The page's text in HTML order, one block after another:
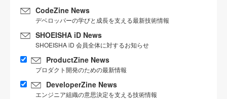
CodeZine News
デベロッパーの学びと成長を支える最新技術情報
SHOEISHA iD News
SHOEISHA iD 会員全体に対するお知らせ
ProductZine News
プロダクト開発のための最新情報
DeveloperZine News
エンジニア組織の意思決定を支える技術情報